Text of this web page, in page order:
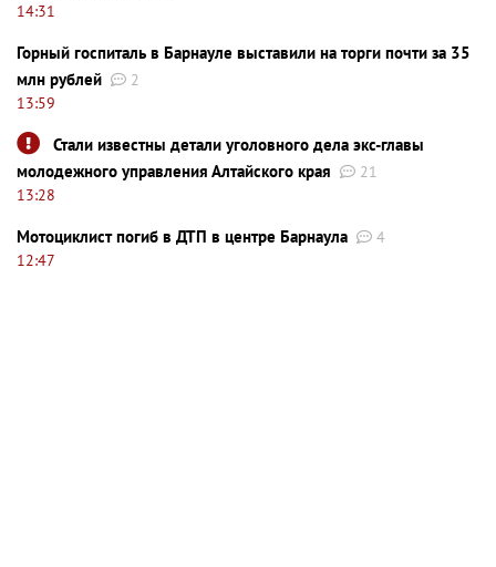
14:31
Горный госпиталь в Барнауле выставили на торги почти за 35
млн рублей
2
13:59
Стали известны детали уголовного дела экс-главы
молодежного управления Алтайского края
21
13:28
Мотоциклист погиб в ДТП в центре Барнаула
4
12:47